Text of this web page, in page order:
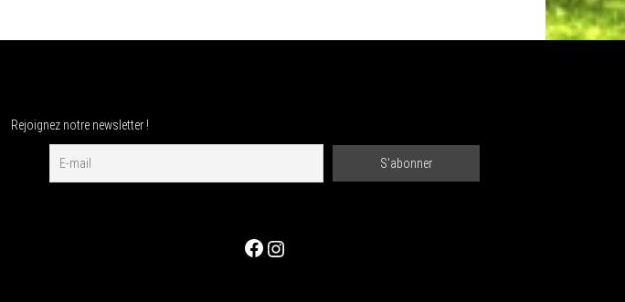
Rejoignez notre newsletter !
Facebook Instagram